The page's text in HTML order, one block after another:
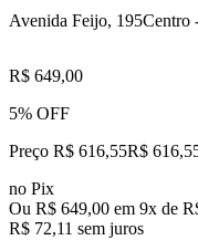
Avenida Feijo, 195Centro
R$ 649,00
5% OFF
Preço R$ 616,55R$ 616,
no Pix
Ou R$ 649,00 em 9x de
R$ 72,11 sem juros